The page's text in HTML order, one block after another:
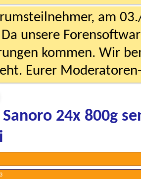
am
unsere
kommen. Wir
Eurer
Sanoro 24x 800g